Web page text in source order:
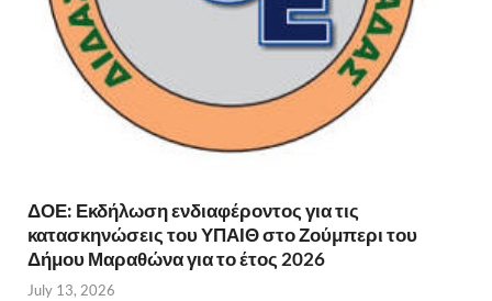
ΔΟΕ: Εκδήλωση ενδιαφέροντος για τις
κατασκηνώσεις του ΥΠΑΙΘ στο Ζούμπερι του
Δήμου Μαραθώνα για το έτος 2026
July 13, 2026